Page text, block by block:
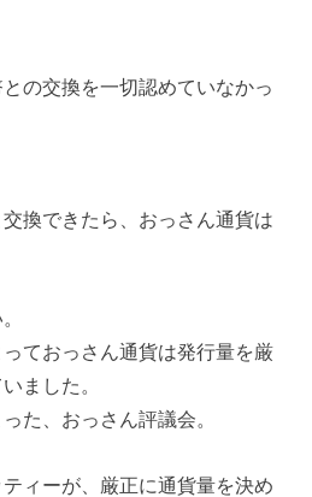
の交換を一切認めていなかっ
換できたら、おっさん通貨は
ておっさん通貨は発行量を厳
ました。
た、おっさん評議会。
ィーが、厳正に通貨量を決め